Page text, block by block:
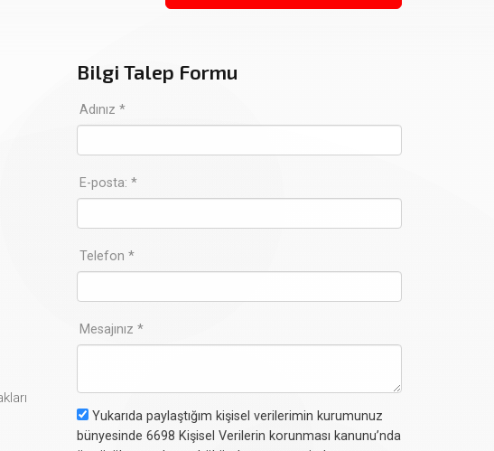
Bilgi Talep Formu
Adınız *
E-posta: *
Telefon *
Mesajınız *
Yukarıda paylaştığım kişisel verilerimin kurumunuz
bünyesinde 6698 Kişisel Verilerin korunması kanunu’nda